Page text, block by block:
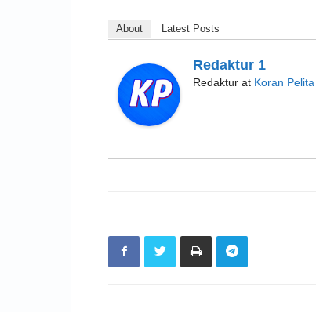
About Latest Posts
Redaktur 1
Redaktur at Koran Pelita